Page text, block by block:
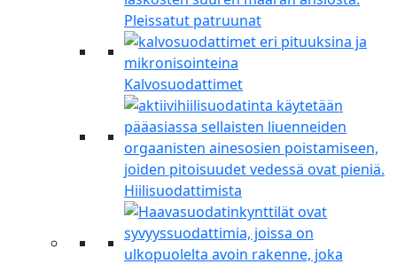
Pleissatut patruunat
Kalvosuodattimet
Hiilisuodattimista